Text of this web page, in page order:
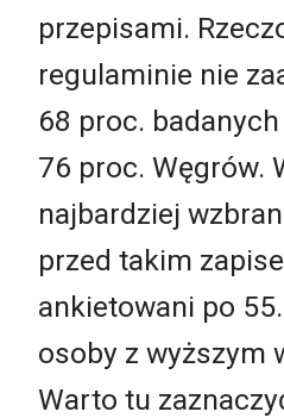
przepisami.
regulaminie nie
68 proc.
76 proc. Węgrów.
najbardziej
przed takim
ankietowani po
osoby z wyższym
Warto tu